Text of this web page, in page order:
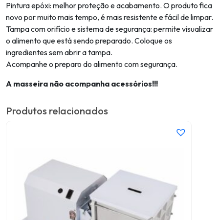
Pintura epóxi: melhor proteção e acabamento. O produto fica
novo por muito mais tempo, é mais resistente e fácil de limpar.
Tampa com orifício e sistema de segurança: permite visualizar
o alimento que está sendo preparado. Coloque os
ingredientes sem abrir a tampa.
Acompanhe o preparo do alimento com segurança.
A masseira não acompanha acessórios!!!
Produtos relacionados